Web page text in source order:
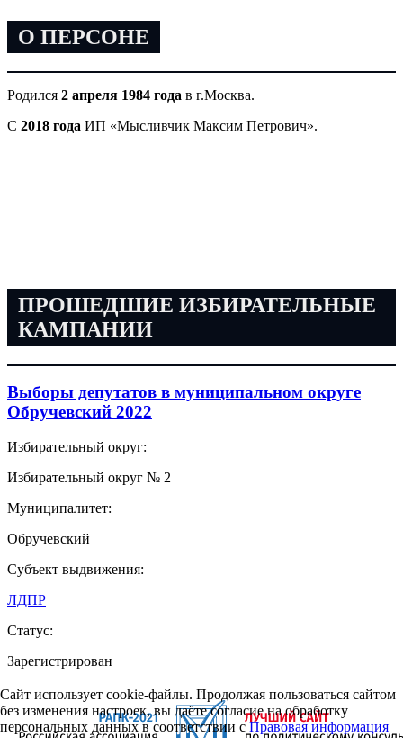
О ПЕРСОНЕ
Родился 2 апреля 1984 года в г.Москва.
С 2018 года ИП «Мысливчик Максим Петрович».
ПРОШЕДШИЕ ИЗБИРАТЕЛЬНЫЕ
КАМПАНИИ
Выборы депутатов в муниципальном округе
Обручевский 2022
Избирательный округ:
Избирательный округ № 2
Муниципалитет:
Обручевский
Субъект выдвижения:
ЛДПР
Статус:
Зарегистрирован
Сайт использует cookie-файлы. Продолжая пользоваться сайтом
без изменения настроек, вы даёте согласие на обработку
персональных данных в соответствии сПравовая информация